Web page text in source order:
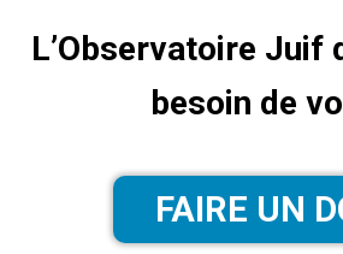
L’Observatoire Juif
besoin de